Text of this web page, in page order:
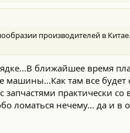
производителей в
ближайшее время
там все будет
практически со
ломаться нечему... да и в